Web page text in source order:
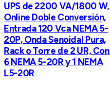
UPS de 2200 VA/1800 W,
Online Doble Conversión,
Entrada 120 Vca NEMA 5-
20P, Onda Senoidal Pura,
Rack o Torre de 2 UR, Con
6 NEMA 5-20R y 1 NEMA
L5-20R